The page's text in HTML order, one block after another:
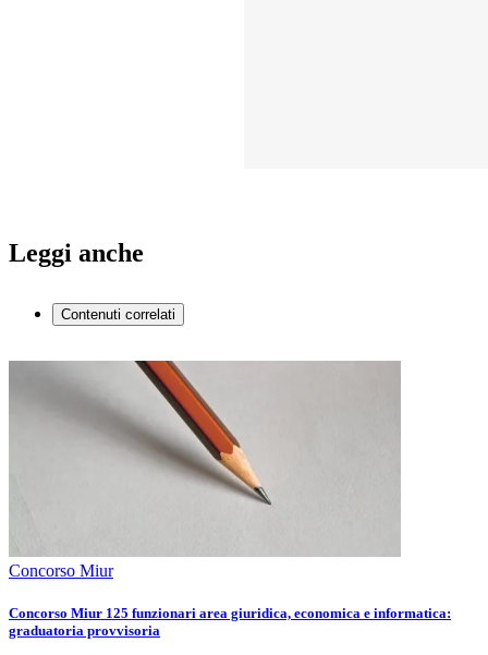
Leggi anche
Contenuti correlati
Concorso Miur
Concorso Miur 125 funzionari area giuridica, economica e informatica:
graduatoria provvisoria